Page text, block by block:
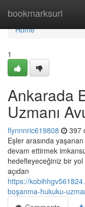
bookmarksurl
Home
Home
1
Ankarada
Uzmanı
flynnnric619808 397
Eşler arasında
devam ettirmek
hedefleyeceğiniz bir
açıdan
https://
boşanma-hukuku-